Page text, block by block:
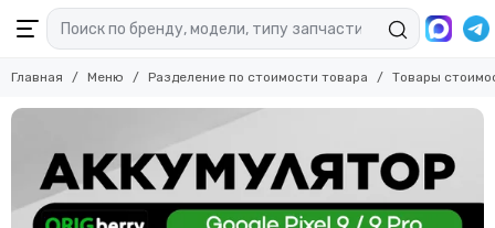
Главная Меню Разделение по стоимости товара Товары